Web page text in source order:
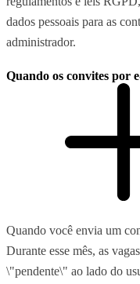
dados pessoais para as
administrador.
Quando os convites por
Quando você envia um
Durante esse mês, as
\"pendente\" ao lado do